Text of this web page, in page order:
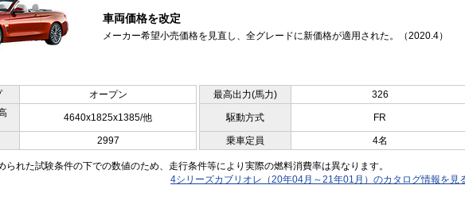
車両価格を改定
メーカー希望小売価格を見直し、全グレードに新価格が適用された。（2020.4）
オープン 最高出力(馬力)
326
4640x1825x1385/他 駆動方式 FR
2997 乗車定員 4名
れた試験条件の下での数値のため、走行条件等により実際の燃料消費率は異なります。
4シリーズカブリオレ（20年04月～21年01月）のカタログ情報を見